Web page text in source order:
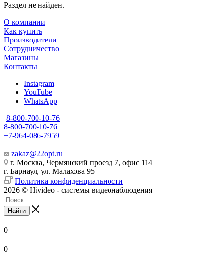
Раздел не найден.
О компании
Как купить
Производители
Сотрудничество
Магазины
Контакты
Instagram
YouTube
WhatsApp
8-800-700-10-76
8-800-700-10-76
+7-964-086-7959
zakaz@22opt.ru
г. Москва, Чермянский проезд 7, офис 114
г. Барнаул, ул. Малахова 95
Политика конфиденциальности
2026 © Hivideo - системы видеонаблюдения
Найти
0
0